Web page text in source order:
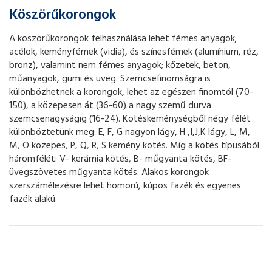
Köszörűkorongok
A köszörűkorongok felhasználása lehet fémes anyagok;
acélok, keményfémek (vidia), és színesfémek (alumínium, réz,
bronz), valamint nem fémes anyagok; kőzetek, beton,
műanyagok, gumi és üveg. Szemcsefinomságra is
különbözhetnek a korongok, lehet az egészen finomtól (70-
150), a közepesen át (36-60) a nagy szemű durva
szemcsenagyságig (16-24). Kötéskeménységből négy félét
különböztetünk meg: E, F, G nagyon lágy, H ,I,J,K lágy, L, M,
M, O közepes, P, Q, R, S kemény kötés. Míg a kötés típusából
háromfélét: V- kerámia kötés, B- műgyanta kötés, BF-
üvegszövetes műgyanta kötés. Alakos korongok
szerszámélezésre lehet homorú, kúpos fazék és egyenes
fazék alakú.